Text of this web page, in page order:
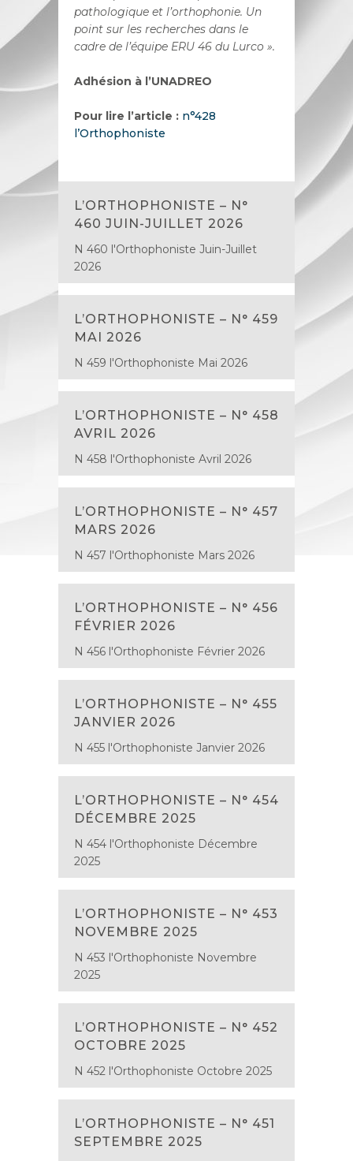
pathologique et l’orthophonie. Un
point sur les recherches dans le
cadre de l’équipe ERU 46 du Lurco ».
Adhésion à l’UNADREO
Pour lire l’article : n°428
l’Orthophoniste
L’ORTHOPHONISTE – N°
460 JUIN-JUILLET 2026
N 460 l'Orthophoniste Juin-Juillet
2026
L’ORTHOPHONISTE – N° 459
MAI 2026
N 459 l'Orthophoniste Mai 2026
L’ORTHOPHONISTE – N° 458
AVRIL 2026
N 458 l'Orthophoniste Avril 2026
L’ORTHOPHONISTE – N° 457
MARS 2026
N 457 l'Orthophoniste Mars 2026
L’ORTHOPHONISTE – N° 456
FÉVRIER 2026
N 456 l'Orthophoniste Février 2026
L’ORTHOPHONISTE – N° 455
JANVIER 2026
N 455 l'Orthophoniste Janvier 2026
L’ORTHOPHONISTE – N° 454
DÉCEMBRE 2025
N 454 l'Orthophoniste Décembre
2025
L’ORTHOPHONISTE – N° 453
NOVEMBRE 2025
N 453 l'Orthophoniste Novembre
2025
L’ORTHOPHONISTE – N° 452
OCTOBRE 2025
N 452 l'Orthophoniste Octobre 2025
L’ORTHOPHONISTE – N° 451
SEPTEMBRE 2025